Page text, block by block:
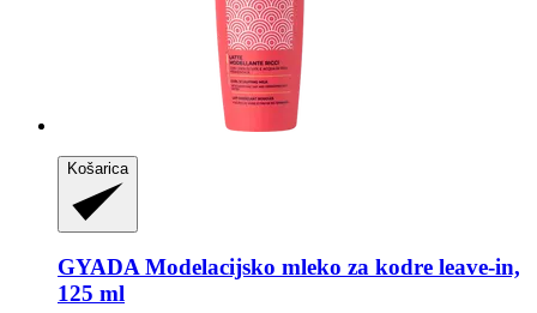
Košarica
GYADAModelacijsko mleko za kodre leave-​in,
125 ml